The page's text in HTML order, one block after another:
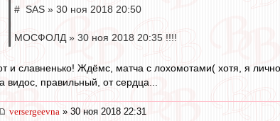
# SAS » 30 ноя 2018 20:50
МОСФОЛД » 30 ноя 2018 20:35 !!!!
и славненько! Ждёмс, матча с лохомотами( хотя, я
видос, правильный, от сердца...
versergeevna » 30 ноя 2018 22:31